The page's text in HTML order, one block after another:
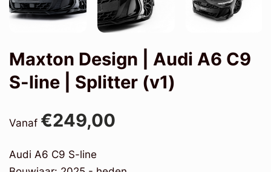
Maxton Design | Audi A6 C9
S-line | Splitter (v1)
Vanaf €249,00
Audi A6 C9 S-line